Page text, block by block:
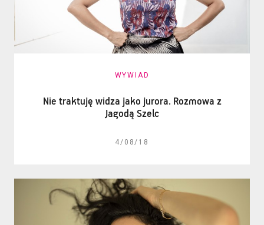
WYWIAD
Nie traktuję widza jako jurora. Rozmowa z
Jagodą Szelc
4/08/18